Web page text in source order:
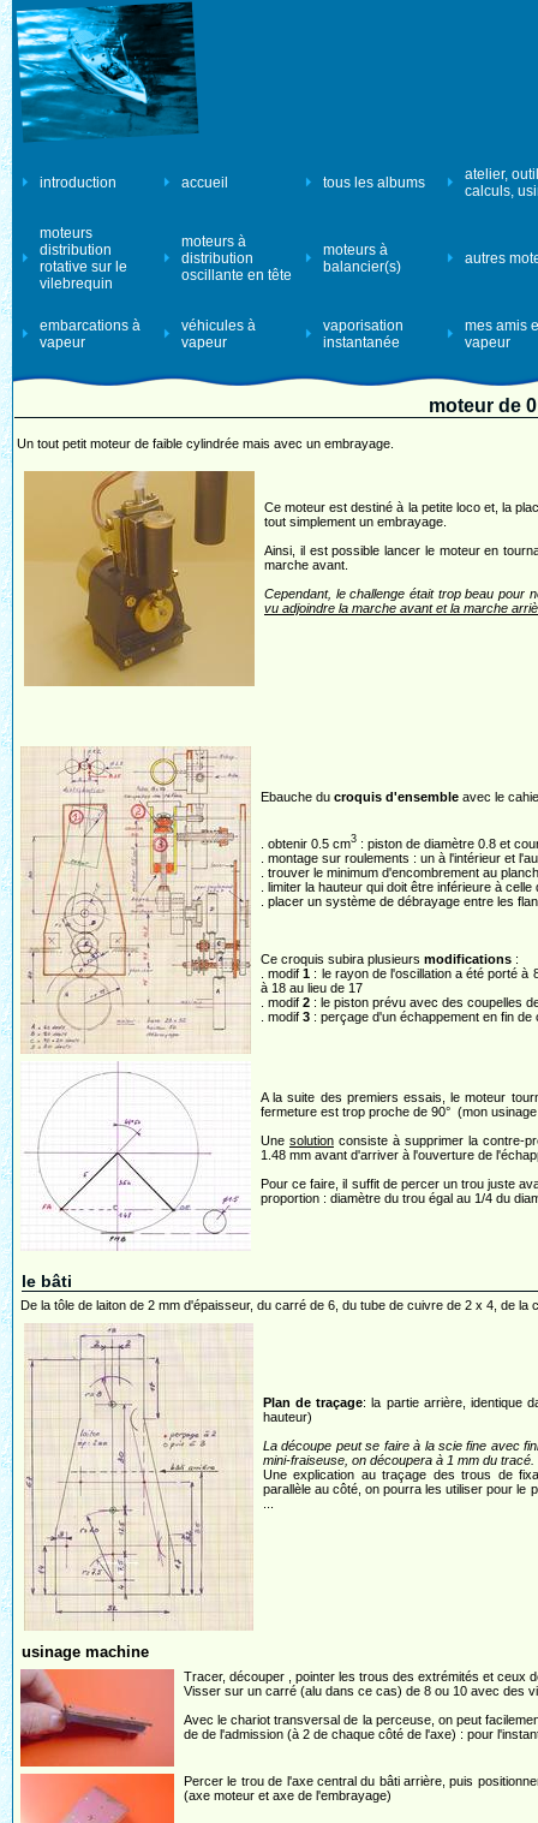
introduction accueil tous les albums
atelier,
calculs,
moteurs
distribution
rotative sur le
vilebrequin
moteurs à
distribution
oscillante en tête
moteurs à
balancier(s)
autres
embarcations à
vapeur
véhicules à
vapeur
vaporisation
instantanée
mes amis
vapeur
moteur de
Un tout petit moteur de faible cylindrée mais avec un embrayage.
Ce moteur est destiné à la petite loco et, la
tout simplement un embrayage.
Ainsi, il est possible lancer le moteur en
marche avant.
Cependant, le challenge était trop beau pour
vu adjoindre la marche avant et la marche
Ebauche du croquis d'ensemble avec le
. obtenir 0.5 cm3 : piston de diamètre 0.8 et
. montage sur roulements : un à l'intérieur et
. trouver le minimum d'encombrement au
. limiter la hauteur qui doit être inférieure à
. placer un système de débrayage entre les
Ce croquis subira plusieurs modifications :
. modif1 : le rayon de l'oscillation a été porté à
à 18 au lieu de 17
. modif 2 : le piston prévu avec des coupelles
. modif 3 : perçage d'un échappement en fin de
A la suite des premiers essais, le moteur
fermeture est trop proche de 90° (mon
Une solutionconsiste à supprimer la contre-
1.48 mm avant d'arriver à l'ouverture de
Pour ce faire, il suffit de percer un trou juste
proportion : diamètre du trou égal au 1/4 du
le bâti
De la tôle de laiton de 2 mm d'épaisseur, du carré de 6, du tube de cuivre de 2 x 4, de la
Plan de traçage: la partie arrière, identique
hauteur)
La découpe peut se faire à la scie fine avec
mini-fraiseuse, on découpera à 1 mm du tracé.
Une explication au traçage des trous de
parallèle au côté, on pourra les utiliser pour le
usinage machine
Tracer, découper , pointer les trous des extrémités et ceux
Visser sur un carré (alu dans ce cas) de 8 ou 10 avec des
Avec le chariot transversal de la perceuse, on peut
de de l'admission (à 2 de chaque côté de l'axe) : pour
Percer le trou de l'axe central du bâti arrière, puis
(axe moteur et axe de l'embrayage)